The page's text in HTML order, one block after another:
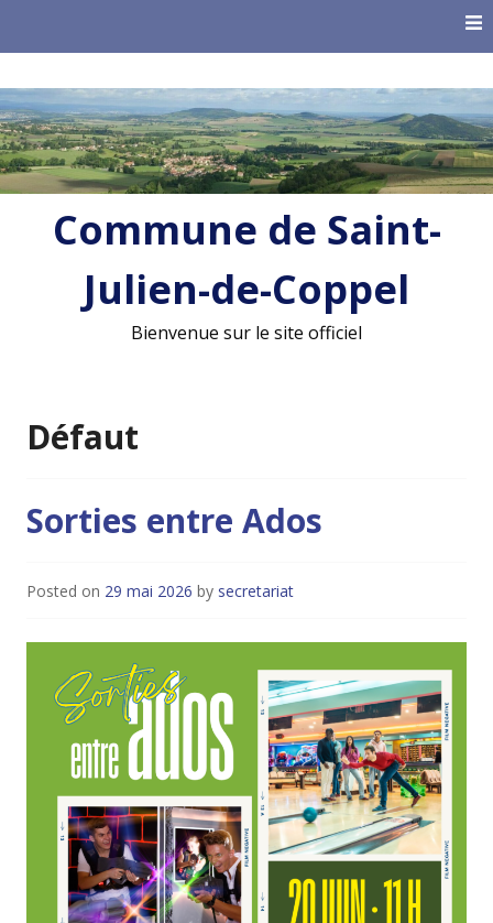
Commune de Saint-
Julien-de-Coppel
Bienvenue sur le site officiel
Défaut
Sorties entre Ados
Posted on 29 mai 2026 by secretariat